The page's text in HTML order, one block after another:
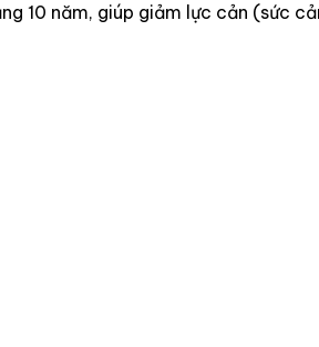
10 năm, giúp giảm lực cản (sức